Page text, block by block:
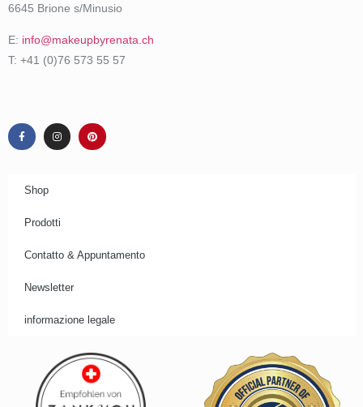
6645 Brione s/Minusio
E: info@makeupbyrenata.ch
T: +41 (0)76 573 55 57
Shop
Prodotti
Contatto & Appuntamento
Newsletter
informazione legale